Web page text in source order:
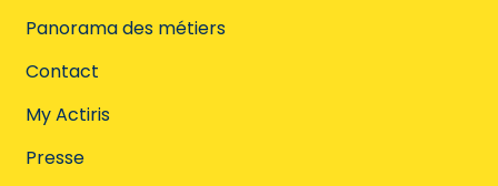
Panorama des métiers
Contact
My Actiris
Presse